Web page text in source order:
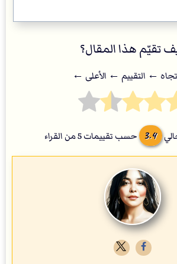
تقيّم هذا المقال؟
← التقييم ← اﻷعلى ←
3.4 حسب تقييمات5من القراء